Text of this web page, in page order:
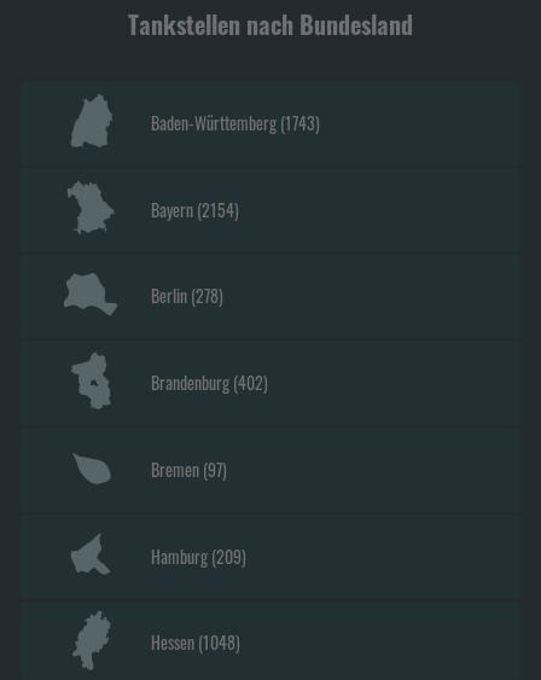
Tankstellen nach Bundesland
Baden-Württemberg(1743)
Bayern(2154)
Berlin(278)
Brandenburg(402)
Bremen(97)
Hamburg(209)
Hessen(1048)